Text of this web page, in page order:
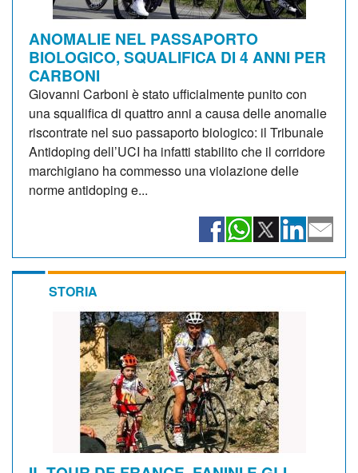
ANOMALIE NEL PASSAPORTO
BIOLOGICO, SQUALIFICA DI 4 ANNI PER
CARBONI
Giovanni Carboni è stato ufficialmente punito con
una squalifica di quattro anni a causa delle anomalie
riscontrate nel suo passaporto biologico: il Tribunale
Antidoping dell’UCI ha infatti stabilito che il corridore
marchigiano ha commesso una violazione delle
norme antidoping e...
STORIA